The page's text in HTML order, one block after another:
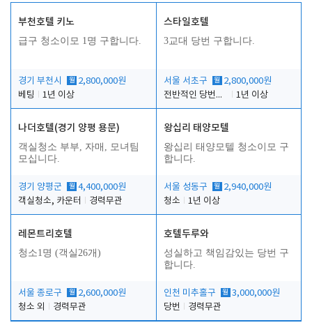
부천호텔 키노
급구 청소이모 1명 구합니다.
경기 부천시 월 2,800,000원
베팅
1년 이상
스타일호텔
3교대 당번 구합니다.
서울 서초구 월 2,800,000원
전반적인 당번업무
1년 이상
나더호텔(경기 양평 용문)
객실청소 부부, 자매, 모녀팀
모십니다.
경기 양평군 월 4,400,000원
객실청소, 카운터
경력무관
왕십리 태양모텔
왕십리 태양모텔 청소이모 구
합니다.
서울 성동구 월 2,940,000원
청소
1년 이상
레몬트리호텔
청소1명 (객실26개)
서울 종로구 월 2,600,000원
청소 외
경력무관
호텔두루와
성실하고 책임감있는 당번 구
합니다.
인천 미추홀구 월 3,000,000원
당번
경력무관